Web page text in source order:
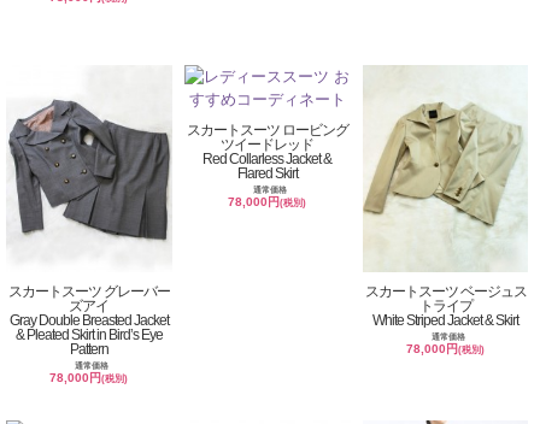
スカートスーツ グレーバー
ズアイ
Gray Double Breasted Jacket
& Pleated Skirt in Bird’s Eye
Pattern
通常価格
78,000円(税別)
スカートスーツ ロービング
ツイードレッド
Red Collarless Jacket &
Flared Skirt
通常価格
78,000円(税別)
スカートスーツ ベージュス
トライプ
White Striped Jacket & Skirt
通常価格
78,000円(税別)